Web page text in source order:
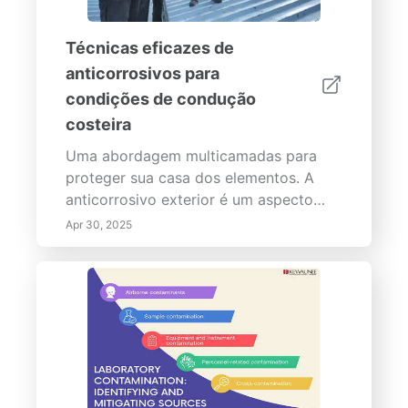
Técnicas eficazes de
anticorrosivos para
condições de condução
costeira
Uma abordagem multicamadas para
proteger sua casa dos elementos. A
anticorrosivo exterior é um aspecto
crucial da manutenção de residências,
protegendo sua propriedade dos
efeitos nocivos da corrosão. Esta
abordagem multicamadas...
Apr 30, 2025